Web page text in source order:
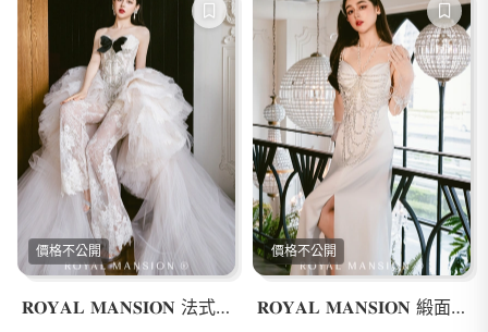
價格不公開
𝐑𝐎𝐘𝐀𝐋 𝐌𝐀𝐍𝐒𝐈𝐎𝐍 法式蕾絲多穿式白紗
價格不公開
𝐑𝐎𝐘𝐀𝐋 𝐌𝐀𝐍𝐒𝐈𝐎𝐍 緞面多穿晚宴服